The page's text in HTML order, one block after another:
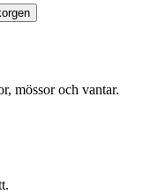
mössor och vantar.